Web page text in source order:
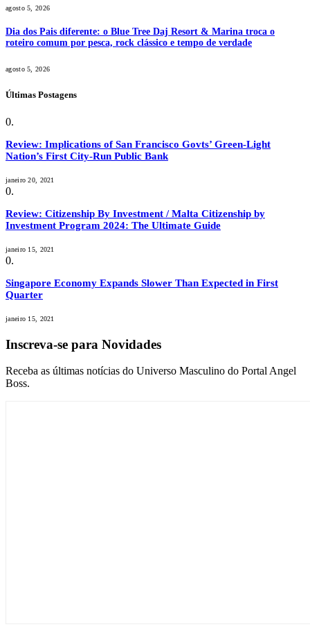
agosto 5, 2026
Dia dos Pais diferente: o Blue Tree Daj Resort & Marina troca o
roteiro comum por pesca, rock clássico e tempo de verdade
agosto 5, 2026
Últimas Postagens
Review: Implications of San Francisco Govts’ Green-Light
Nation’s First City-Run Public Bank
janeiro 20, 2021
Review: Citizenship By Investment / Malta Citizenship by
Investment Program 2024: The Ultimate Guide
janeiro 15, 2021
Singapore Economy Expands Slower Than Expected in First
Quarter
janeiro 15, 2021
Inscreva-se para Novidades
Receba as últimas notícias do Universo Masculino do Portal Angel
Boss.